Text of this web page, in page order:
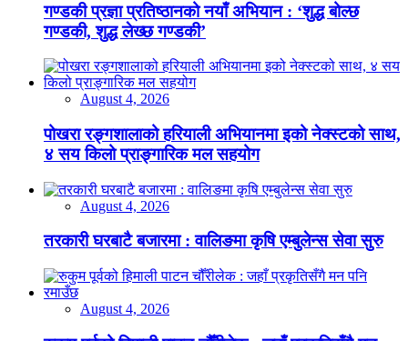
गण्डकी प्रज्ञा प्रतिष्ठानको नयाँ अभियान : ‘शुद्ध बोल्छ
गण्डकी, शुद्ध लेख्छ गण्डकी’
August 4, 2026
पोखरा रङ्गशालाको हरियाली अभियानमा इको नेक्स्टको साथ,
४ सय किलो प्राङ्गारिक मल सहयोग
August 4, 2026
तरकारी घरबाटै बजारमा : वालिङमा कृषि एम्बुलेन्स सेवा सुरु
August 4, 2026